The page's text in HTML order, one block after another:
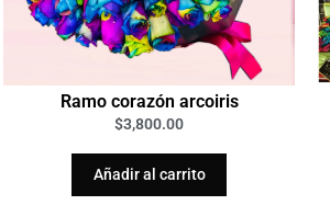
Ramo corazón arcoiris
$3,800.00
Añadir al carrito